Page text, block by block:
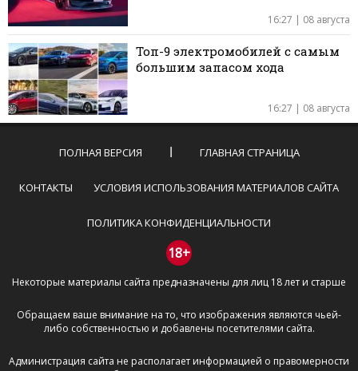
16:27 | 08 августа
Топ-9 электромобилей с самым
большим запасом хода
16:27 | 08 августа
ПОЛНАЯ ВЕРСИЯ ГЛАВНАЯ СТРАНИЦА
КОНТАКТЫ УСЛОВИЯ ИСПОЛЬЗОВАНИЯ МАТЕРИАЛОВ САЙТА
ПОЛИТИКА КОНФИДЕНЦИАЛЬНОСТИ
18+
Некоторые материалы сайта предназначены для лиц 18 лет и старше
Обращаем ваше внимание на то, что изображения являются чьей-
либо собственностью и добавлены посетителями сайта.
Администрация сайта не располагает информацией о правомерности